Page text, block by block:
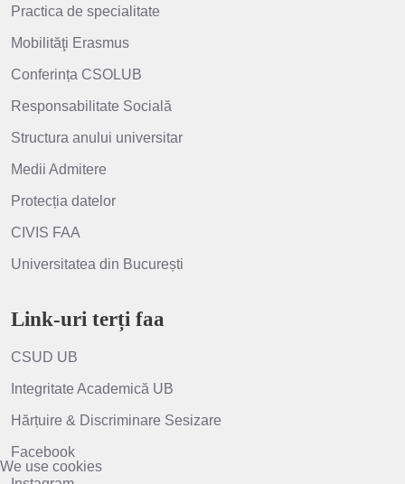
Practica de specialitate
Mobilităţi Erasmus
Conferința CSOLUB
Responsabilitate Socială
Structura anului universitar
Medii Admitere
Protecția datelor
CIVIS FAA
Universitatea din București
Link-uri terți faa
CSUD UB
Integritate Academică UB
Hărțuire & Discriminare Sesizare
Facebook
We use cookies